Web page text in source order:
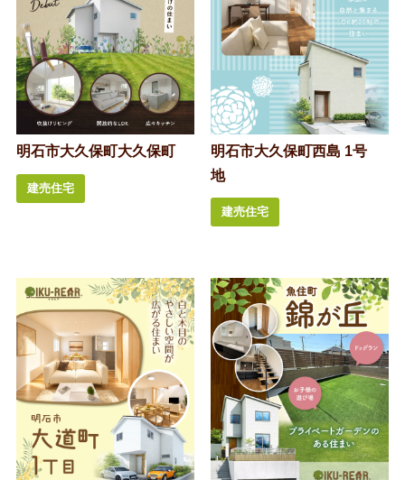
明石市大久保町大久保町
建売住宅
明石市大久保町西島 1号
地
建売住宅